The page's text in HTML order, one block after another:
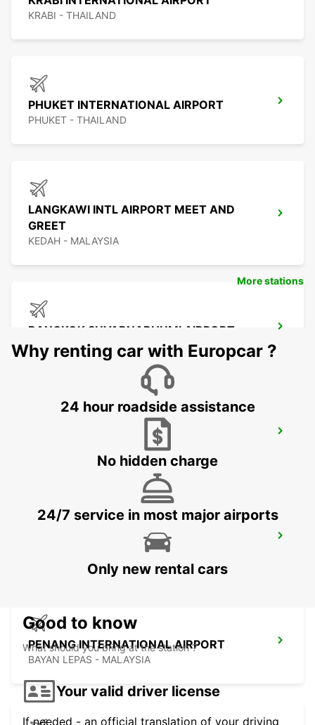
KRABI - THAILAND
PHUKET INTERNATIONAL AIRPORT
PHUKET - THAILAND
LANGKAWI INTL AIRPORT MEET AND
GREET
KEDAH - MALAYSIA
BANGKOK SUVARNABHUMI AIRPORT
BANGKOK - THAILAND
BANGKOK DOWNTOWN SUKHUMVIT
BANGKOK RAMA 9 TC GREEN
PENANG INTERNATIONAL AIRPORT
BAYAN LEPAS - MALAYSIA
More stations
Why renting car with Europcar ?
24 hour roadside assistance
No hidden charge
24/7 service in most major airports
Only new rental cars
Good to know
What should you bring at the station ?
Your valid driver license
If needed - an official translation of your driving